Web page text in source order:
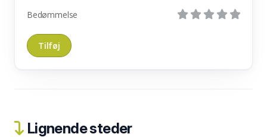
Bedømmelse
Lignende steder